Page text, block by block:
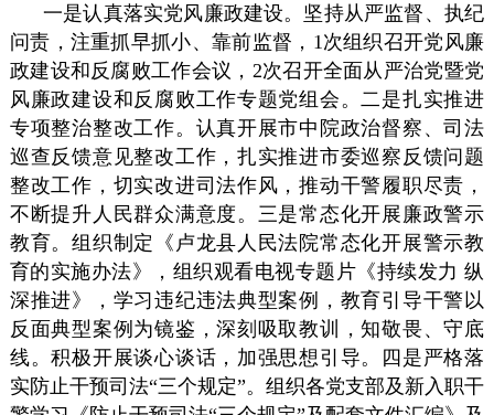
一是认真落实党风廉政建设。坚持从严监督、执纪
问责，注重抓早抓小、靠前监督，1次组织召开党风廉
政建设和反腐败工作会议，2次召开全面从严治党暨党
风廉政建设和反腐败工作专题党组会。二是扎实推进
专项整治整改工作。认真开展市中院政治督察、司法
巡查反馈意见整改工作，扎实推进市委巡察反馈问题
整改工作，切实改进司法作风，推动干警履职尽责，
不断提升人民群众满意度。三是常态化开展廉政警示
教育。组织制定《卢龙县人民法院常态化开展警示教
育的实施办法》，组织观看电视专题片《持续发力 纵
深推进》，学习违纪违法典型案例，教育引导干警以
反面典型案例为镜鉴，深刻吸取教训，知敬畏、守底
线。积极开展谈心谈话，加强思想引导。四是严格落
实防止干预司法“三个规定”。组织各党支部及新入职干